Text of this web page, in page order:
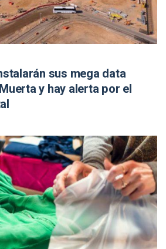
sus mega data
y hay alerta por el